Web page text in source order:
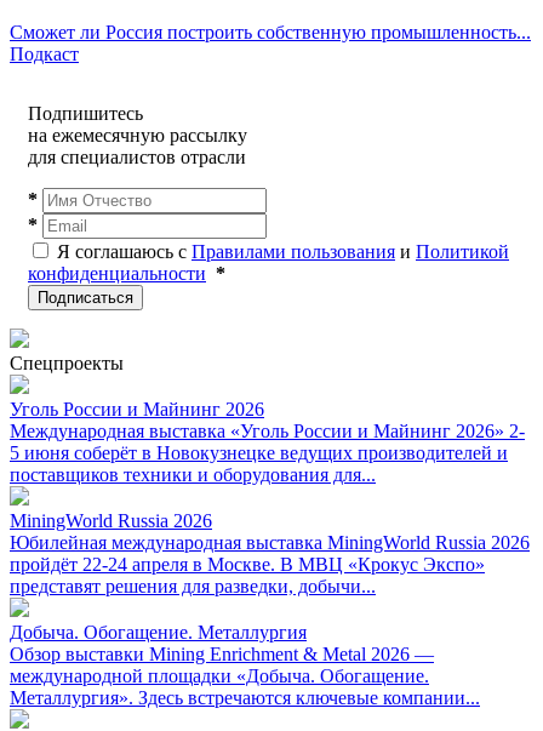
Сможет ли Россия построить собственную промышленность...
Подкаст
Подпишитесь
на ежемесячную рассылку
для специалистов отрасли
*
*
Я соглашаюсь с Правилами пользования и Политикой
конфиденциальности *
Подписаться
Спецпроекты
Уголь России и Майнинг 2026
Международная выставка «Уголь России и Майнинг 2026» 2-
5 июня соберёт в Новокузнецке ведущих производителей и
поставщиков техники и оборудования для...
MiningWorld Russia 2026
Юбилейная международная выставка MiningWorld Russia 2026
пройдёт 22-24 апреля в Москве. В МВЦ «Крокус Экспо»
представят решения для разведки, добычи...
Добыча. Обогащение. Металлургия
Обзор выставки Mining Enrichment & Metal 2026 —
международной площадки «Добыча. Обогащение.
Металлургия». Здесь встречаются ключевые компании...